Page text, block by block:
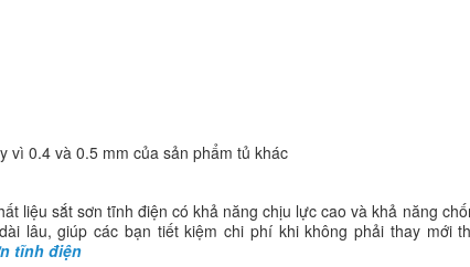
vì 0.4 và 0.5 mm của sản phẩm tủ khác
liệu sắt sơn tĩnh điện có khả năng chịu lực cao và khả năng
lâu, giúp các bạn tiết kiệm chi phí khi không phải thay mới
tĩnh điện